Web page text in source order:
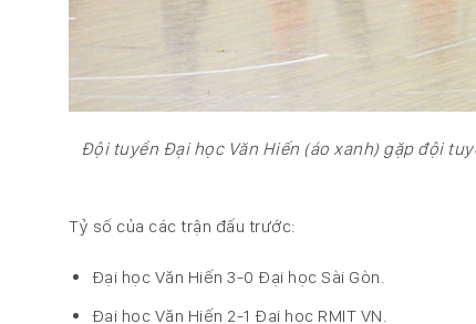
Đội tuyển Đại học Văn Hiến (áo xanh) gặp đội
Tỷ số của các trận đấu trước:
Đại học Văn Hiến 3-0 Đại học Sài Gòn.
Đại học Văn Hiến 2-1 Đại học RMIT VN.